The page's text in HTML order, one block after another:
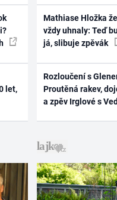
let,
Mathiase Hložka
vždy uhnaly: Teď
já, slibuje zpěvák
Rozloučení s
Proutěná rakev,
a zpěv Irglové s